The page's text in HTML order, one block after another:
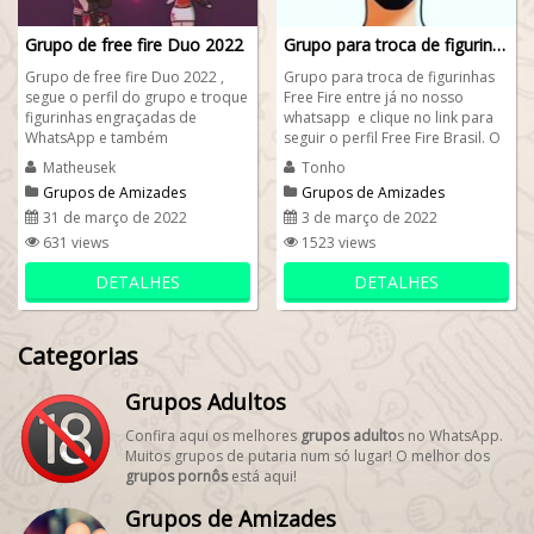
Grupo de free fire Duo 2022
Grupo de free fire Duo 2022 ,
segue o perfil do grupo e troque
figurinhas engraçadas de
WhatsApp e também
compartilhe figurinhas free fire .
Faça amizades...
Matheusek
Grupos de Amizades
31 de março de 2022
631 views
DETALHES
Grupo para troca de figurinhas Free Fire
Grupo para troca de figurinhas
Free Fire entre já no nosso
whatsapp e clique no link para
seguir o perfil Free Fire Brasil. O
foco do nosso grupo é...
Tonho
Grupos de Amizades
3 de março de 2022
1523 views
DETALHES
Categorias
Grupos Adultos
Confira aqui os melhores grupos adultos no WhatsApp.
Muitos grupos de putaria num só lugar! O melhor dos
grupos pornôsestá aqui!
Grupos de Amizades